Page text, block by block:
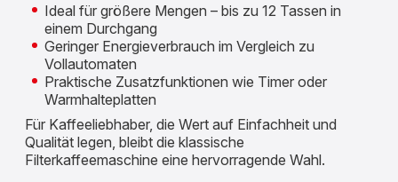
Ideal für größere Mengen – bis zu 12 Tassen in
einem Durchgang
Geringer Energieverbrauch im Vergleich zu
Vollautomaten
Praktische Zusatzfunktionen wie Timer oder
Warmhalteplatten
Für Kaffeeliebhaber, die Wert auf Einfachheit und
Qualität legen, bleibt die klassische
Filterkaffeemaschine eine hervorragende Wahl.